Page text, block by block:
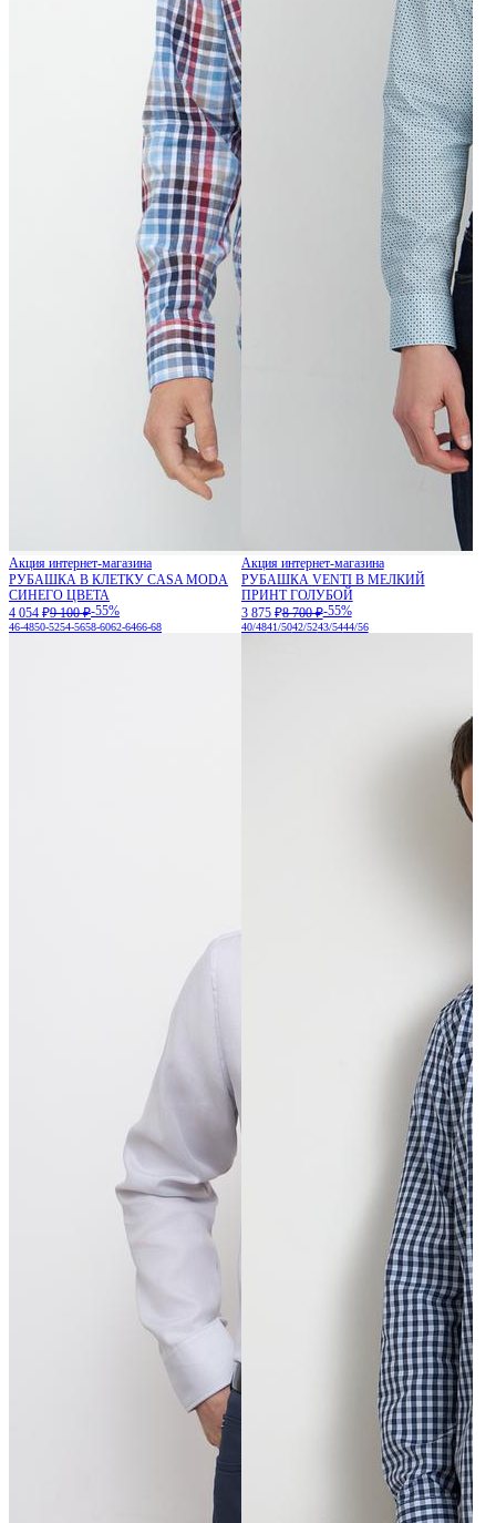
Акция интернет-магазина
РУБАШКА В КЛЕТКУ CASA MODA
СИНЕГО ЦВЕТА
4 054 ₽9 100 ₽-55%
46-4850-5254-5658-6062-6466-68
Акция интернет-магазина
РУБАШКА VENTI В МЕЛКИЙ
ПРИНТ ГОЛУБОЙ
3 875 ₽8 700 ₽-55%
40/4841/5042/5243/5444/56